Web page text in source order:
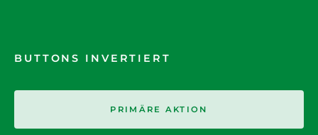
BUTTONS INVERTIERT
PRIMÄRE AKTION